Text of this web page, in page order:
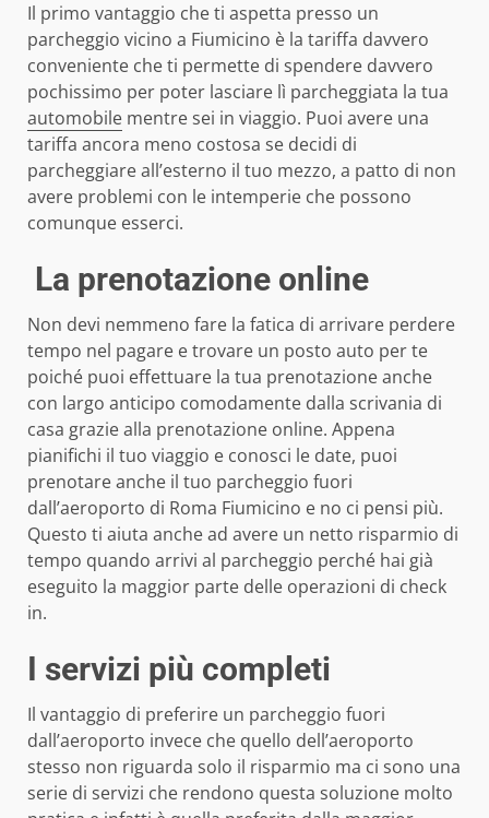
Il primo vantaggio che ti aspetta presso un
parcheggio vicino a Fiumicino è la tariffa davvero
conveniente che ti permette di spendere davvero
pochissimo per poter lasciare lì parcheggiata la tua
automobile mentre sei in viaggio. Puoi avere una
tariffa ancora meno costosa se decidi di
parcheggiare all’esterno il tuo mezzo, a patto di non
avere problemi con le intemperie che possono
comunque esserci.
La prenotazione online
Non devi nemmeno fare la fatica di arrivare perdere
tempo nel pagare e trovare un posto auto per te
poiché puoi effettuare la tua prenotazione anche
con largo anticipo comodamente dalla scrivania di
casa grazie alla prenotazione online. Appena
pianifichi il tuo viaggio e conosci le date, puoi
prenotare anche il tuo parcheggio fuori
dall’aeroporto di Roma Fiumicino e no ci pensi più.
Questo ti aiuta anche ad avere un netto risparmio di
tempo quando arrivi al parcheggio perché hai già
eseguito la maggior parte delle operazioni di check
in.
I servizi più completi
Il vantaggio di preferire un parcheggio fuori
dall’aeroporto invece che quello dell’aeroporto
stesso non riguarda solo il risparmio ma ci sono una
serie di servizi che rendono questa soluzione molto